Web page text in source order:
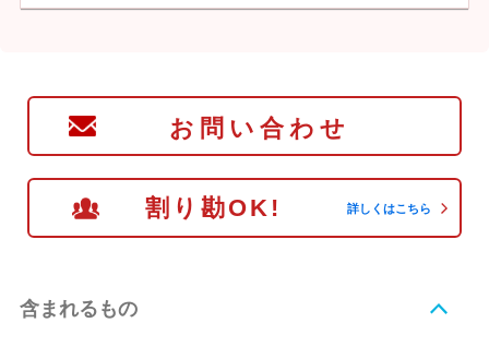
お問い合わせ
割り勘OK! 詳しくはこちら
含まれるもの